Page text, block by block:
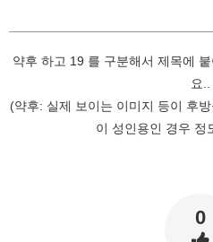
약후 하고 19 를 구분해서 제목에
요..
(약후: 실제 보이는 이미지 등이 후
이 성인용인 경우 정
0